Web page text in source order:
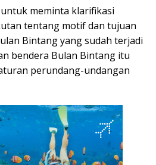
meminta klarifikasi
tentang motif dan tujuan
Bintang yang sudah terjadi
bendera Bulan Bintang itu
perundang-undangan